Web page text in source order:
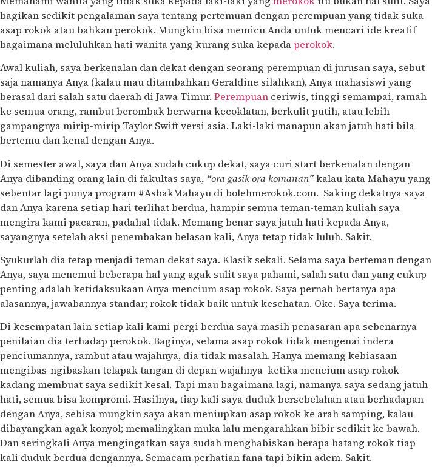
bagikan sedikit pengalaman saya tentang pertemuan dengan perempuan yang tidak suka
asap rokok atau bahkan perokok. Mungkin bisa memicu Anda untuk mencari ide kreatif
bagaimana meluluhkan hati wanita yang kurang suka kepadaperokok.
Awal kuliah, saya berkenalan dan dekat dengan seorang perempuan di jurusan saya, sebut
saja namanya Anya (kalau mau ditambahkan Geraldine silahkan). Anya mahasiswi yang
berasal dari salah satu daerah di Jawa Timur. Perempuan ceriwis, tinggi semampai, ramah
ke semua orang, rambut berombak berwarna kecoklatan, berkulit putih, atau lebih
gampangnya mirip-mirip Taylor Swift versi asia. Laki-laki manapun akan jatuh hati bila
bertemu dan kenal dengan Anya.
Di semester awal, saya dan Anya sudah cukup dekat, saya curi start berkenalan dengan
Anya dibanding orang lain di fakultas saya, “ora gasik ora komanan”kalau kata Mahayu yang
sebentar lagi punya program #AsbakMahayu di bolehmerokok.com. Saking dekatnya saya
dan Anya karena setiap hari terlihat berdua, hampir semua teman-teman kuliah saya
mengira kami pacaran, padahal tidak. Memang benar saya jatuh hati kepada Anya,
sayangnya setelah aksi penembakan belasan kali, Anya tetap tidak luluh. Sakit.
Syukurlah dia tetap menjadi teman dekat saya. Klasik sekali. Selama saya berteman dengan
Anya, saya menemui beberapa hal yang agak sulit saya pahami, salah satu dan yang cukup
penting adalah ketidaksukaan Anya mencium asap rokok. Saya pernah bertanya apa
alasannya, jawabannya standar; rokok tidak baik untuk kesehatan. Oke. Saya terima.
Di kesempatan lain setiap kali kami pergi berdua saya masih penasaran apa sebenarnya
penilaian dia terhadap perokok. Baginya, selama asap rokok tidak mengenai indera
penciumannya, rambut atau wajahnya, dia tidak masalah. Hanya memang kebiasaan
mengibas-ngibaskan telapak tangan di depan wajahnya ketika mencium asap rokok
kadang membuat saya sedikit kesal. Tapi mau bagaimana lagi, namanya saya sedang jatuh
hati, semua bisa kompromi. Hasilnya, tiap kali saya duduk bersebelahan atau berhadapan
dengan Anya, sebisa mungkin saya akan meniupkan asap rokok ke arah samping, kalau
dibayangkan agak konyol; memalingkan muka lalu mengarahkan bibir sedikit ke bawah.
Dan seringkali Anya mengingatkan saya sudah menghabiskan berapa batang rokok tiap
kali duduk berdua dengannya. Semacam perhatian fana tapi bikin adem. Sakit.